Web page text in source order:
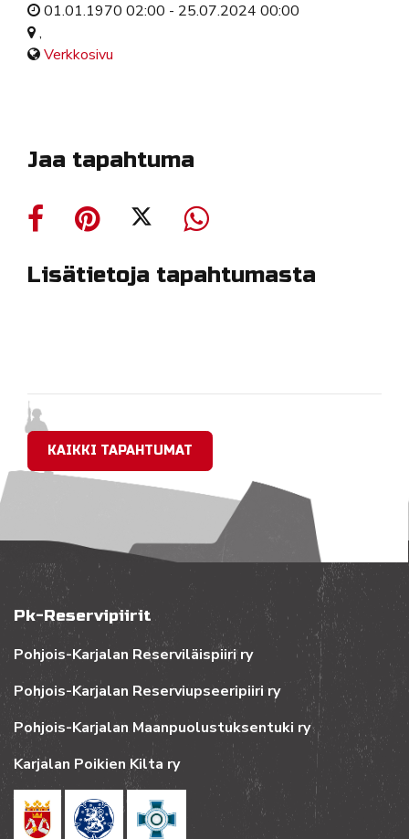
01.01.1970 02:00 - 25.07.2024 00:00
,
Verkkosivu
Jaa tapahtuma
Lisätietoja tapahtumasta
KAIKKI TAPAHTUMAT
Pk-Reservipiirit
Pohjois-Karjalan Reserviläispiiri ry
Pohjois-Karjalan Reserviupseeripiiri ry
Pohjois-Karjalan Maanpuolustuksentuki ry
Karjalan Poikien Kilta ry